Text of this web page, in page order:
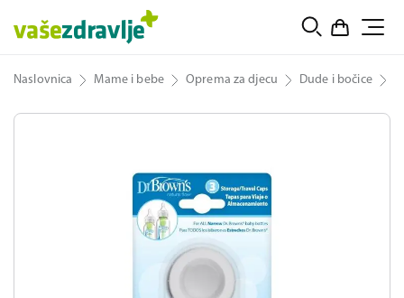
Naslovnica Mame i bebe Oprema za djecu Dude i bočice